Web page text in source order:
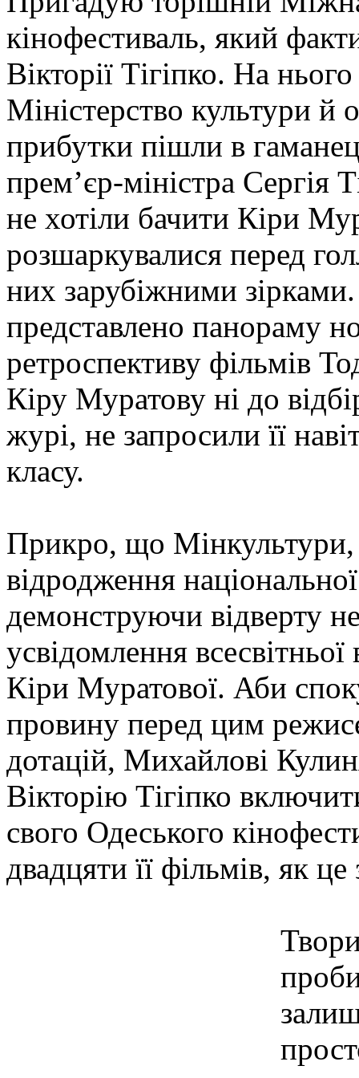
кінофестиваль, який
Вікторії Тігіпко. На
Міністерство культури й
прибутки пішли в
прем’єр-міністра Сергія
не хотіли бачити Кіри
розшаркувалися перед
них зарубіжними
представлено панораму
ретроспективу фільмів
Кіру Муратову ні до
журі, не запросили її
класу.
Прикро, що Мінкультури,
відродження
демонструючи відверту
усвідомлення
Кіри Муратової. Аби
провину перед цим
дотацій, Михайлові
Вікторію Тігіпко
свого Одеського
двадцяти її фільмів, як